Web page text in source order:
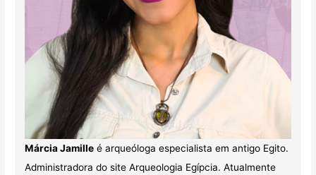
Márcia Jamilleé arqueóloga especialista em antigo Egito.
Administradora do site Arqueologia Egípcia. Atualmente